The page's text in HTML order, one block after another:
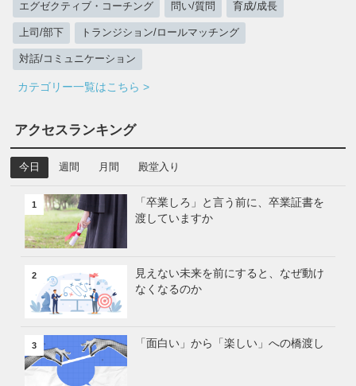
エグゼクティブ・コーチング 問い/質問 育成/成長
上司/部下 トランジション/ロールマッチング
対話/コミュニケーション
カテゴリー一覧はこちら >
アクセスランキング
今日 週間 月間 殿堂入り
1
「卒業しろ」と言う前に、卒業証書を
渡していますか
2
見えない未来を前にすると、なぜ動け
なくなるのか
3 「面白い」から「楽しい」への橋渡し